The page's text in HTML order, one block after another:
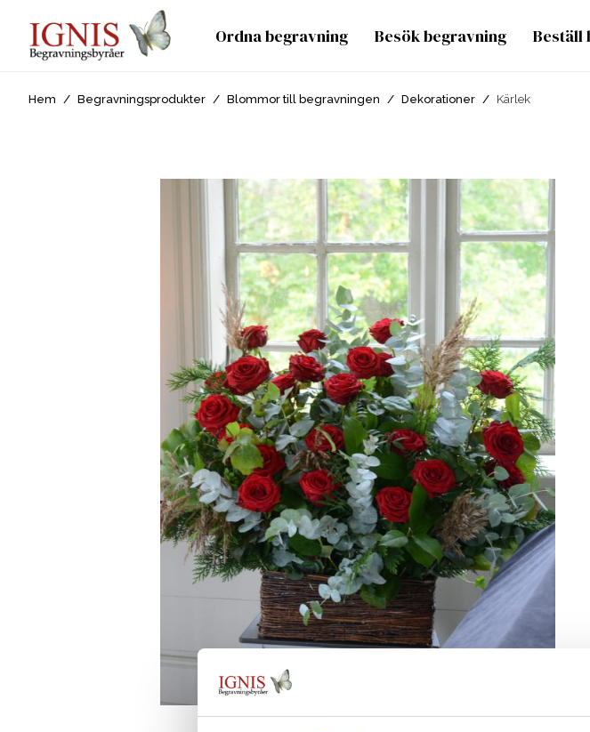
Ordna begravning Besök begravning Beställ
Hem / Begravningsprodukter / Blommor till begravningen / Dekorationer / Kärlek